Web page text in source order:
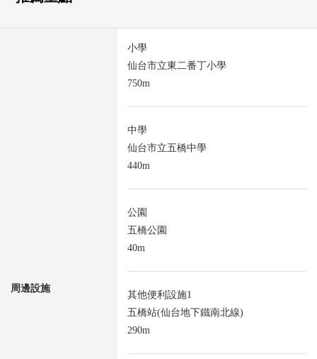
周邊設施
小學
仙台市立東二番丁小學
750m
中學
仙台市立五橋中學
440m
公園
五橋公園
40m
其他便利設施1
五橋站(仙台地下鐵南北線)
290m